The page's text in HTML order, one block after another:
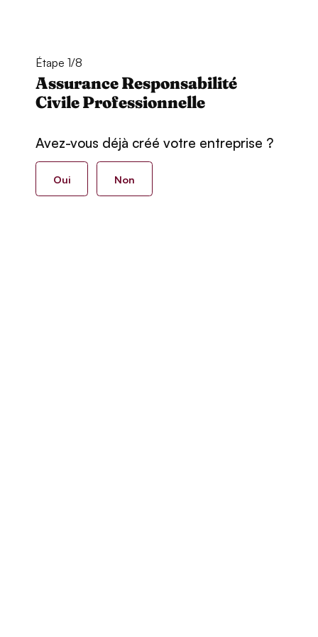
Étape 1/8
Assurance Responsabilité
Civile Professionnelle
Avez-vous déjà créé votre entreprise ?
Oui Non